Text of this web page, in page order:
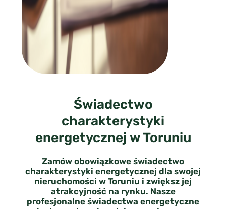
Świadectwo
charakterystyki
energetycznej w Toruniu
Zamów obowiązkowe świadectwo
charakterystyki energetycznej dla swojej
nieruchomości w Toruniu i zwiększ jej
atrakcyjność na rynku. Nasze
profesjonalne świadectwa energetyczne